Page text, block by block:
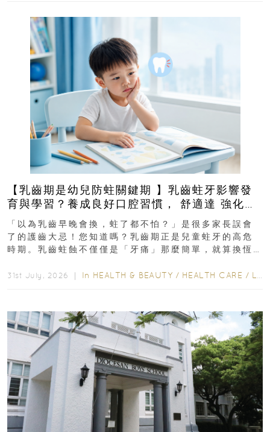
【乳齒期是幼兒防蛀關鍵期 】乳齒蛀牙影響發
育與學習？養成良好口腔習慣， 舒適達 強化琺
瑯質 兒童牙膏防護指南
「以為乳齒早晚會換，蛀了都不怕？」是很多家長誤會
了的護齒大忌！您知道嗎？乳齒期正是兒童蛀牙的高危
時期。乳齒蛀蝕不僅僅是「牙痛」那麼簡單，就算換恆
31st July, 2026 ｜ In HEALTH & BEAUTY / HEALTH CARE / LIFESTYLE